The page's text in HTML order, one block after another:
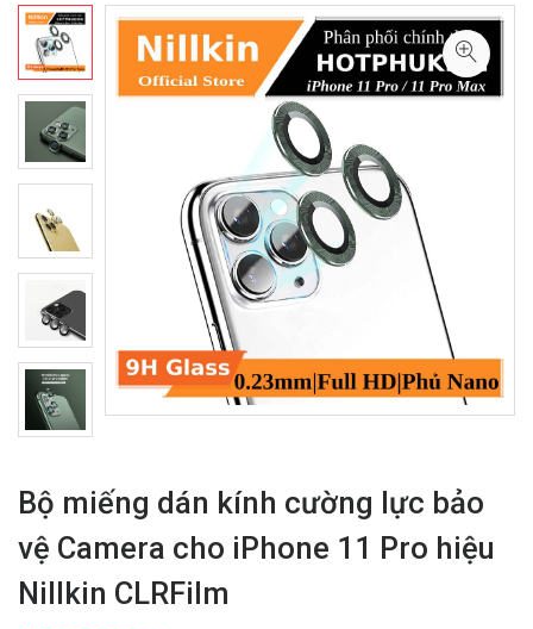
Bộ miếng dán kính cường lực bảo
vệ Camera cho iPhone 11 Pro hiệu
Nillkin CLRFilm